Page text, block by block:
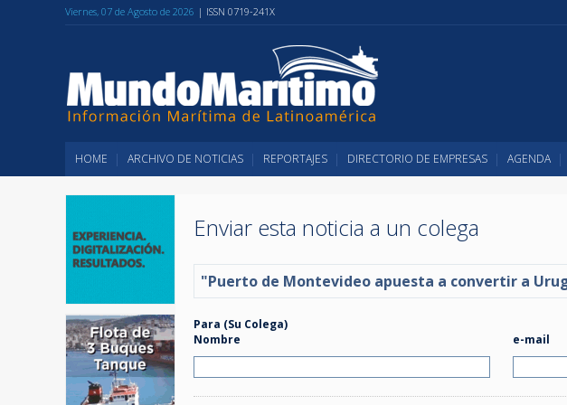
Viernes, 07 de Agosto de 2026 | ISSN 0719-241X
HOME ARCHIVO DE NOTICIAS REPORTAJES DIRECTORIO DE EMPRESAS AGENDA
Enviar esta noticia a un colega
"Puerto de Montevideo apuesta a convertir a
Para (Su Colega)
Nombre
e-mail